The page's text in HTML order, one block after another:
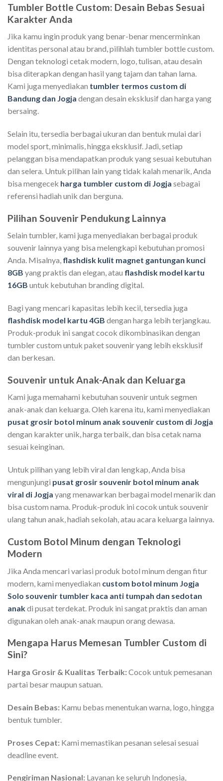
Tumbler Bottle Custom: Desain Bebas Sesuai
Karakter Anda
Jika kamu ingin produk yang benar-benar mencerminkan
identitas personal atau brand, pilihlah tumbler bottle custom.
Dengan teknologi cetak modern, logo, tulisan, atau desain
bisa diterapkan dengan hasil yang tajam dan tahan lama.
Kami juga menyediakan tumbler termos custom di
Bandung dan Jogja dengan desain eksklusif dan harga yang
bersaing.
Selain itu, tersedia berbagai ukuran dan bentuk mulai dari
model sport, minimalis, hingga eksklusif. Jadi, setiap
pelanggan bisa mendapatkan produk yang sesuai kebutuhan
dan selera. Untuk pilihan lain yang tidak kalah menarik, Anda
bisa mengecek harga tumbler custom di Jogja sebagai
referensi hadiah unik dan berguna.
Pilihan Souvenir Pendukung Lainnya
Selain tumbler, kami juga menyediakan berbagai produk
souvenir lainnya yang bisa melengkapi kebutuhan promosi
Anda. Misalnya, flashdisk kulit magnet gantungan kunci
8GB yang praktis dan elegan, atau flashdisk model kartu
16GB untuk kebutuhan branding digital.
Bagi yang mencari kapasitas lebih kecil, tersedia juga
flashdisk model kartu 4GB dengan harga lebih terjangkau.
Produk-produk ini sangat cocok dikombinasikan dengan
tumbler custom untuk paket souvenir yang lebih eksklusif
dan berkesan.
Souvenir untuk Anak-Anak dan Keluarga
Kami juga memahami kebutuhan souvenir untuk segmen
anak-anak dan keluarga. Oleh karena itu, kami menyediakan
pusat grosir botol minum anak souvenir custom di Jogja
dengan karakter unik, harga terbaik, dan bisa cetak nama
sesuai keinginan.
Untuk pilihan yang lebih viral dan lengkap, Anda bisa
mengunjungi pusat grosir souvenir botol minum anak
viral di Jogja yang menawarkan berbagai model menarik dan
bisa custom nama. Produk-produk ini cocok untuk souvenir
ulang tahun anak, hadiah sekolah, atau acara keluarga lainnya.
Custom Botol Minum dengan Teknologi
Modern
Jika Anda mencari variasi produk botol minum dengan fitur
modern, kami menyediakan custom botol minum Jogja
Solo souvenir tumbler kaca anti tumpah dan sedotan
anakdi pusat terdekat. Produk ini sangat praktis dan aman
digunakan oleh anak-anak maupun orang dewasa.
Mengapa Harus Memesan Tumbler Custom di
Sini?
Harga Grosir & Kualitas Terbaik:Cocok untuk pemesanan
partai besar maupun satuan.
Desain Bebas: Kamu bebas menentukan warna, logo, hingga
bentuk tumbler.
Proses Cepat: Kami memastikan pesanan selesai sesuai
deadline event.
Pengiriman Nasional: Layanan ke seluruh Indonesia,